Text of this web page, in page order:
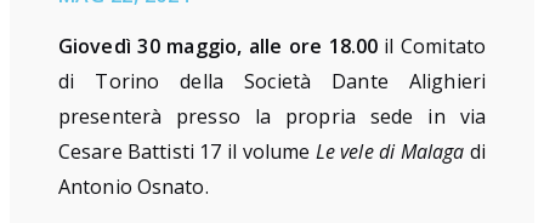
Giovedì 30 maggio, alle ore 18.00 il Comitato
di Torino della Società Dante Alighieri
presenterà presso la propria sede in via
Cesare Battisti 17 il volume Le vele di Malaga di
Antonio Osnato.